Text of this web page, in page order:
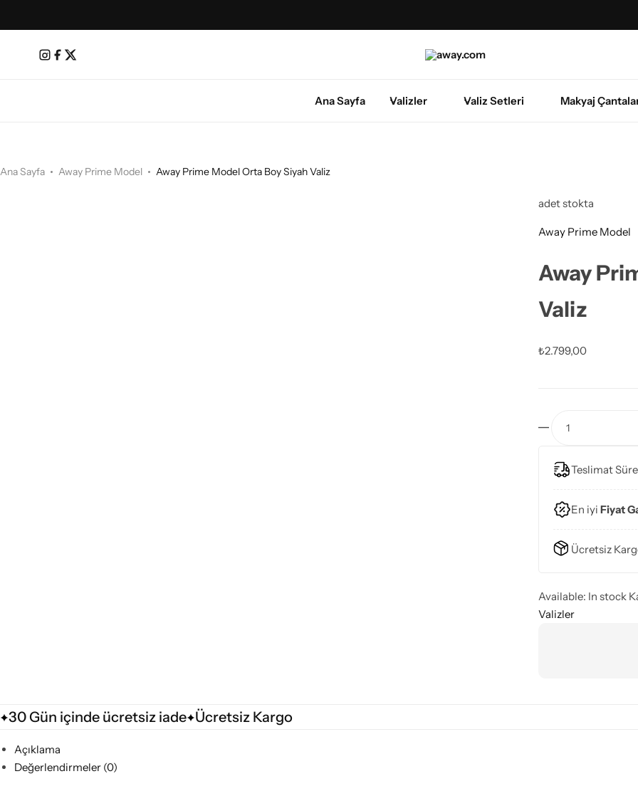
Ana Sayfa Valizler Valiz Setleri Makyaj
Ana Sayfa Away Prime Model Away Prime Model Orta Boy Siyah Valiz
adet stokta
Away Prime Model
Away
Valiz
₺2.799,00
Teslimat
En iyi Fiyat
Ücretsiz
Available: In stock
Valizler
30 Gün içinde ücretsiz iade Ücretsiz Kargo
Açıklama
Değerlendirmeler (0)